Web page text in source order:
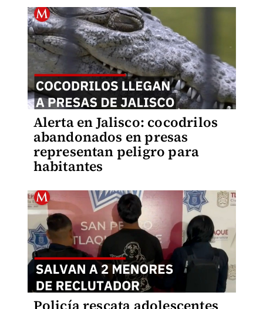
Alerta en Jalisco: cocodrilos
abandonados en presas
representan peligro para
habitantes